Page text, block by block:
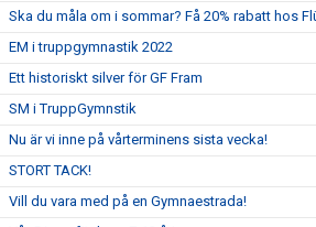
Ska du måla om i sommar? Få 20% rabatt hos
EM i truppgymnastik 2022
Ett historiskt silver för GF Fram
SM i TruppGymnstik
Nu är vi inne på vårterminens sista vecka!
STORT TACK!
Vill du vara med på en Gymnaestrada!